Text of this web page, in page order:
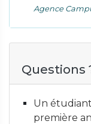
Agence
Questions
Un
première